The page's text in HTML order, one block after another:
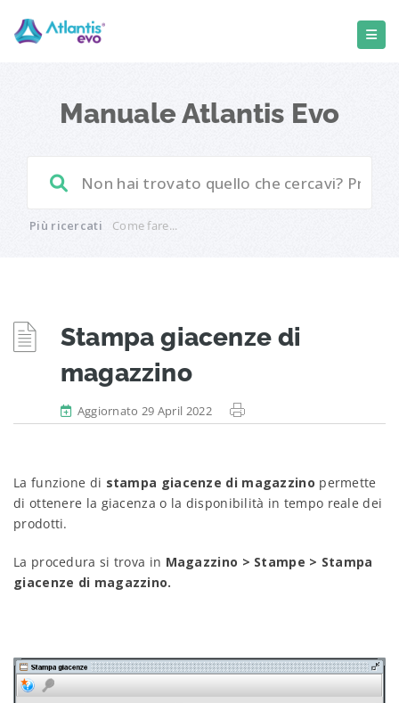
Manuale Atlantis Evo
Più ricercati Come fare...
Stampa giacenze di
magazzino
Aggiornato 29 April 2022
La funzione di stampa giacenze di magazzino permette
di ottenere la giacenza o la disponibilità in tempo reale dei
prodotti.
La procedura si trova in Magazzino > Stampe > Stampa
giacenze di magazzino.